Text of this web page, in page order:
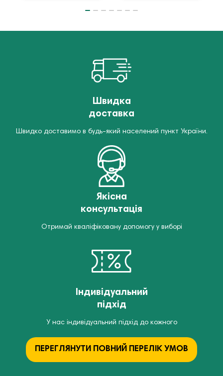
Швидка
доставка
Швидко доставимо в будь-який населений пункт України.
Якісна
консультація
Отримай кваліфіковану допомогу у виборі
Індивідуальний
підхід
У нас індивідуальний підхід до кожного
ПЕРЕГЛЯНУТИ ПОВНИЙ ПЕРЕЛІК УМОВ